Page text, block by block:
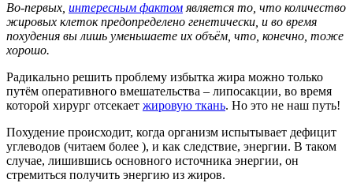
Во-первых, интересным фактом является то, что количество
жировых клеток предопределено генетически, и во время
похудения вы лишь уменьшаете их объём, что, конечно, тоже
хорошо.
Радикально решить проблему избытка жира можно только
путём оперативного вмешательства – липосакции, во время
которой хирург отсекает жировую ткань. Но это не наш путь!
Похудение происходит, когда организм испытывает дефицит
углеводов (читаем более ), и как следствие, энергии. В таком
случае, лишившись основного источника энергии, он
стремиться получить энергию из жиров.